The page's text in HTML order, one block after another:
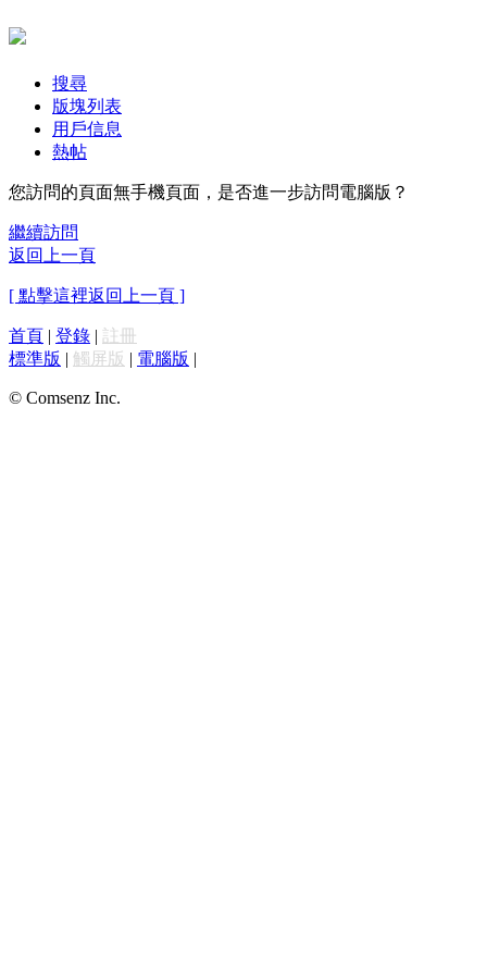
搜尋
版塊列表
用戶信息
熱帖
您訪問的頁面無手機頁面，是否進一步訪問電腦版？
繼續訪問
返回上一頁
[ 點擊這裡返回上一頁 ]
首頁 | 登錄 | 註冊
標準版 | 觸屏版 | 電腦版 |
© Comsenz Inc.